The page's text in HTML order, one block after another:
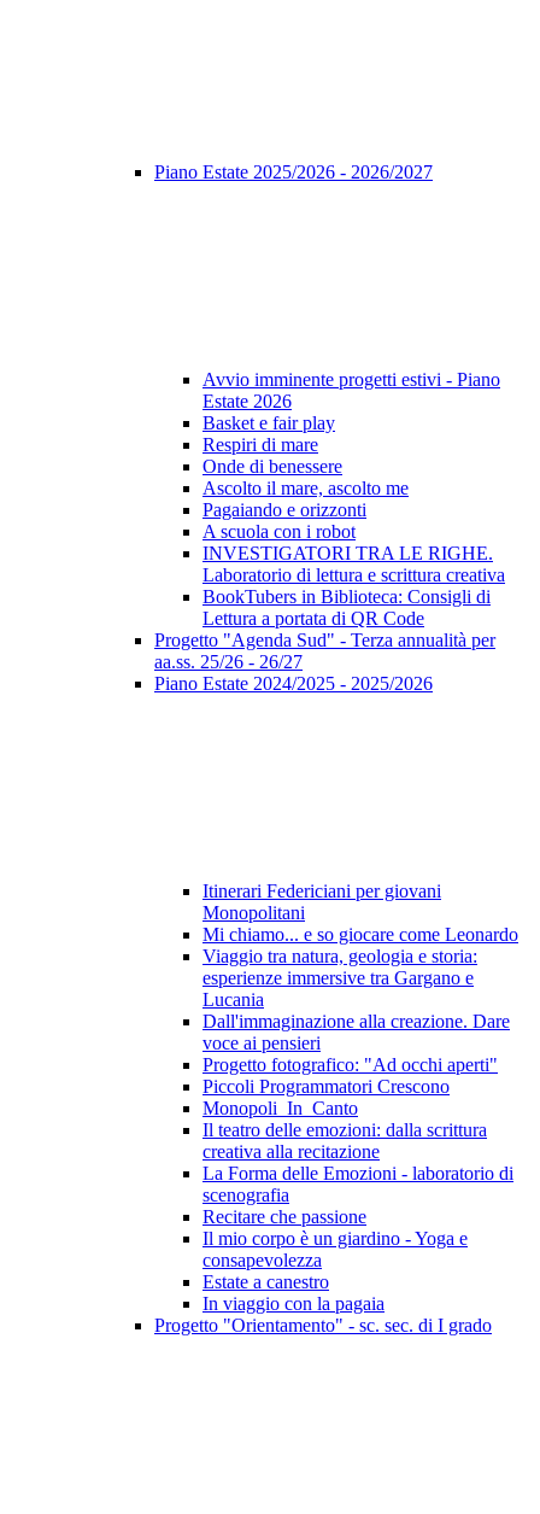
Piano Estate 2025/2026 - 2026/2027
Avvio imminente progetti estivi - Piano
Estate 2026
Basket e fair play
Respiri di mare
Onde di benessere
Ascolto il mare, ascolto me
Pagaiando e orizzonti
A scuola con i robot
INVESTIGATORI TRA LE RIGHE.
Laboratorio di lettura e scrittura creativa
BookTubers in Biblioteca: Consigli di
Lettura a portata di QR Code
Progetto "Agenda Sud" - Terza annualità per
aa.ss. 25/26 - 26/27
Piano Estate 2024/2025 - 2025/2026
Itinerari Federiciani per giovani
Monopolitani
Mi chiamo... e so giocare come Leonardo
Viaggio tra natura, geologia e storia:
esperienze immersive tra Gargano e
Lucania
Dall'immaginazione alla creazione. Dare
voce ai pensieri
Progetto fotografico: "Ad occhi aperti"
Piccoli Programmatori Crescono
Monopoli_In_Canto
Il teatro delle emozioni: dalla scrittura
creativa alla recitazione
La Forma delle Emozioni - laboratorio di
scenografia
Recitare che passione
Il mio corpo è un giardino - Yoga e
consapevolezza
Estate a canestro
In viaggio con la pagaia
Progetto "Orientamento" - sc. sec. di I grado